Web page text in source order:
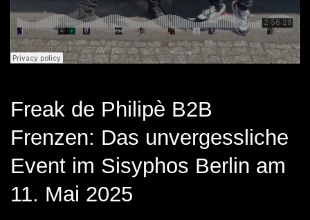
Freak de Philipè B2B
Frenzen: Das unvergessliche
Event im Sisyphos Berlin am
11. Mai 2025